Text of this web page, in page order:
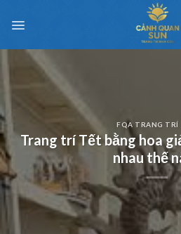
đến
dung
FQA TRANG TRÍ
Trang trí Tết bằng hoa
nhau thế